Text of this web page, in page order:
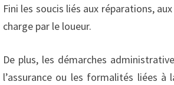
Fini les soucis liés aux réparations,
charge par le loueur.
De plus, les démarches
l’assurance ou les formalités liées